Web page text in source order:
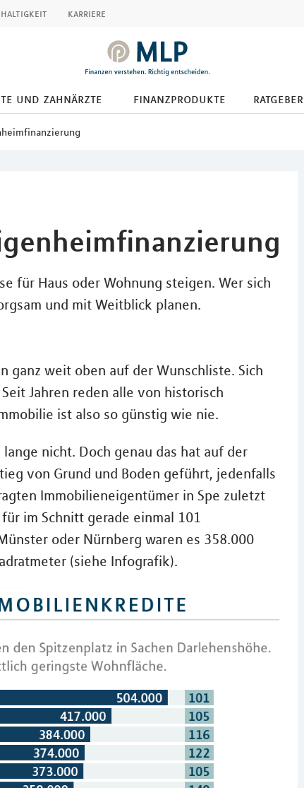
karriere
und zahnärzte finanzprodukte ratgeber
für Haus oder Wohnung steigen. Wer sich
und mit Weitblick planen.
ganz weit oben auf der Wunschliste. Sich
Jahren reden alle von historisch
ist also so günstig wie nie.
nicht. Doch genau das hat auf der
von Grund und Boden geführt, jedenfalls
Immobilieneigentümer in Spe zuletzt
im Schnitt gerade einmal 101
oder Nürnberg waren es 358.000
(siehe Infografik).